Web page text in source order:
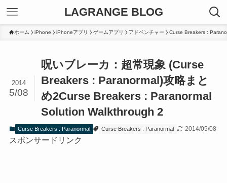
LAGRANGE BLOG
ホーム iPhone iPhoneアプリ ゲームアプリ アドベンチャー Curse Breakers :
呪いブレーカ：超常現象 (Curse
Breakers : Paranormal)攻略まと
め2Curse Breakers : Paranormal
Solution Walkthrough 2
2014
5/08
Curse Breakers : Paranormal Curse Breakers : Paranormal 2014/05/08
スポンサードリンク